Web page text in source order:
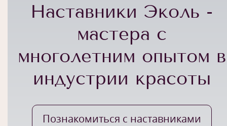
Наставники Эколь -
мастера с
многолетним опытом в
индустрии красоты
Познакомиться с наставниками